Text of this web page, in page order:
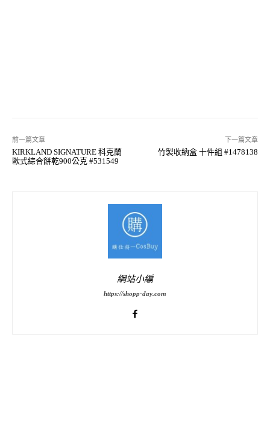
前一篇文章
KIRKLAND SIGNATURE 科克蘭
歐式綜合餅乾900公克 #531549
下一篇文章
竹製收納盒 十件組 #1478138
網站小編
https://shopp-day.com